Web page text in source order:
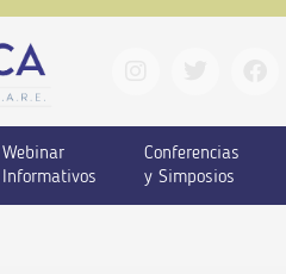
Webinar
Informativos
Conferencias
y Simposios